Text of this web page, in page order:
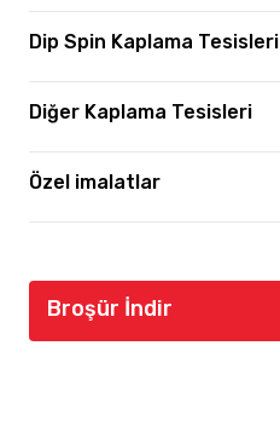
Dip Spin Kaplama Tesisleri
Diğer Kaplama Tesisleri
Özel imalatlar
Broşür İndir